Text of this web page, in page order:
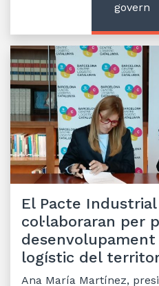
govern
El Pacte Industrial
col·laboraran per
logístic del
Ana María Martínez,